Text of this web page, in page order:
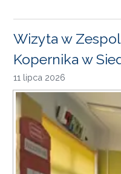
Wizyta w
Kopernika w
11 lipca 2026